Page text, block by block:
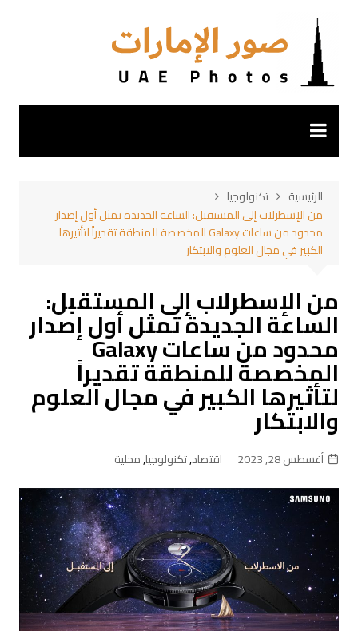
المحتوى
الرئيسية
تكنولوجيا
من الإسطرلاب إلى المستقبل: الساعة الجديدة تمثل أول إصدار
محدود من ساعات Galaxy المخصصة للمنطقة تقديراً لتأثيرها
الكبير في مجال العلوم والابتكار
من الإسطرلاب إلى المستقبل:
الساعة الجديدة تمثل أول إصدار
محدود من ساعات Galaxy
المخصصة للمنطقة تقديراً
لتأثيرها الكبير في مجال العلوم
والابتكار
أغسطس 28, 2023 اقتصاد,تكنولوجيا,محلية